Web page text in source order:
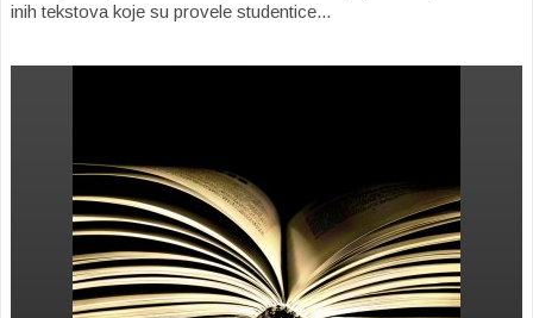
inih tekstova koje su provele studentice...